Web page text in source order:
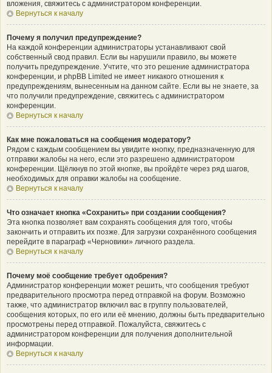
вложения, свяжитесь с администратором конференции.
Вернуться к началу
Почему я получил предупреждение?
На каждой конференции администраторы устанавливают свой
собственный свод правил. Если вы нарушили правило, вы можете
получить предупреждение. Учтите, что это решение администратора
конференции, и phpBB Limited не имеет никакого отношения к
предупреждениям, вынесенным на данном сайте. Если вы не знаете, за
что получили предупреждение, свяжитесь с администратором
конференции.
Вернуться к началу
Как мне пожаловаться на сообщения модератору?
Рядом с каждым сообщением вы увидите кнопку, предназначенную для
отправки жалобы на него, если это разрешено администратором
конференции. Щёлкнув по этой кнопке, вы пройдёте через ряд шагов,
необходимых для оправки жалобы на сообщение.
Вернуться к началу
Что означает кнопка «Сохранить» при создании сообщения?
Эта кнопка позволяет вам сохранять сообщения для того, чтобы
закончить и отправить их позже. Для загрузки сохранённого сообщения
перейдите в параграф «Черновики» личного раздела.
Вернуться к началу
Почему моё сообщение требует одобрения?
Администратор конференции может решить, что сообщения требуют
предварительного просмотра перед отправкой на форум. Возможно
также, что администратор включил вас в группу пользователей,
сообщения которых, по его или её мнению, должны быть предварительно
просмотрены перед отправкой. Пожалуйста, свяжитесь с
администратором конференции для получения дополнительной
информации.
Вернуться к началу